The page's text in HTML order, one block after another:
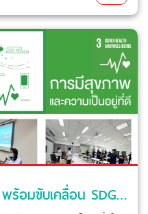
โรงพยาบาลบางปะกอก 3 พร้อมขับเคลื่อน SDGs ไปสู่ความยั่งยืนที่แท้จริง